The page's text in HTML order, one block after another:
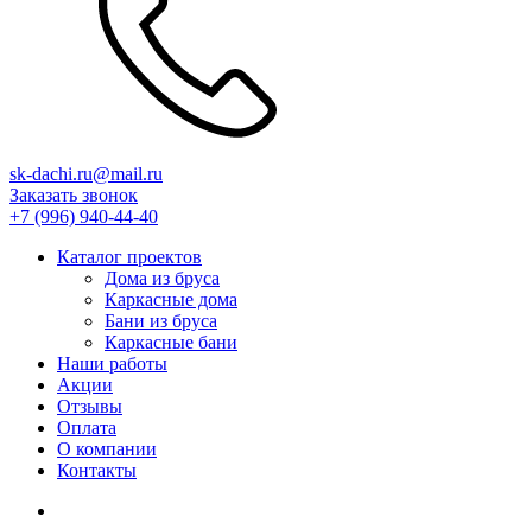
sk-dachi.ru@mail.ru
Заказать звонок
+7 (996) 940-44-40‬‬
Каталог проектов
Дома из бруса
Каркасные дома
Бани из бруса
Каркасные бани
Наши работы
Акции
Отзывы
Оплата
О компании
Контакты